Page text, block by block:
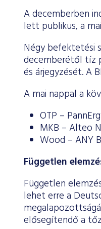
A decemberben
lett publikus, a
Négy befektetési
decemberétől tíz
és árjegyzését. A
A mai nappal a
OTP –
MKB – Alteo
Wood – ANY
Független
Független
lehet erre a
elősegítendő a